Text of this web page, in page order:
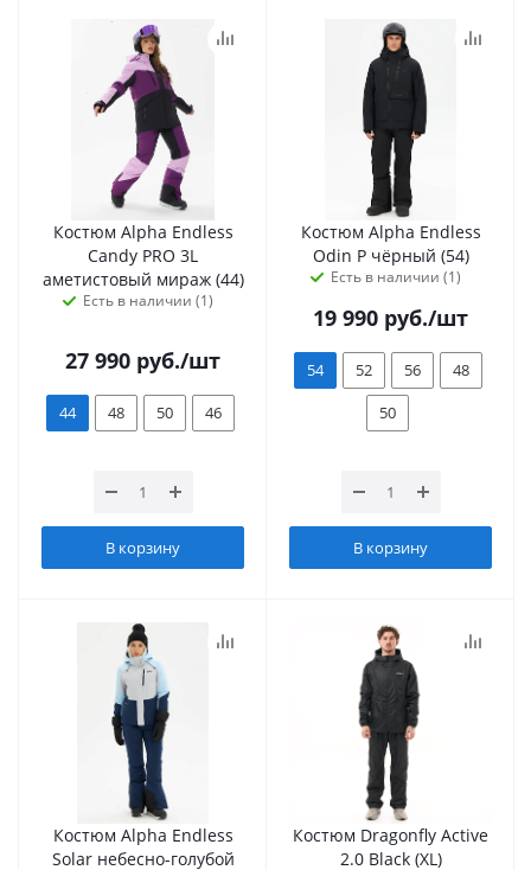
Костюм Alpha Endless
Candy PRO 3L
аметистовый мираж (44)
Есть в наличии (1)
27 990 руб./шт
44 48 50 46
В корзину
Костюм Alpha Endless
Odin P чёрный (54)
Есть в наличии (1)
19 990 руб./шт
54 52 56
48
50
В корзину
Костюм Alpha Endless
Solar небесно-голубой
Костюм Dragonfly Active
2.0 Black (XL)